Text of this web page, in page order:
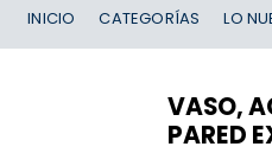
INICIO CATEGORÍAS LO
VASO,
PARED